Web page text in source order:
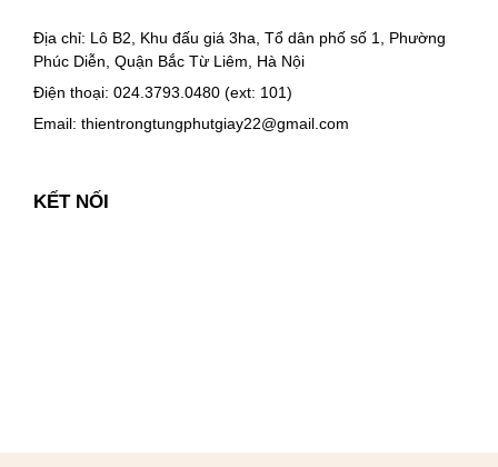
Địa chỉ: Lô B2, Khu đấu giá 3ha, Tổ dân phố số 1, Phường
Phúc Diễn, Quận Bắc Từ Liêm, Hà Nội
Điện thoại: 024.3793.0480 (ext: 101)
Email: thientrongtungphutgiay22@gmail.com
KẾT NỐI